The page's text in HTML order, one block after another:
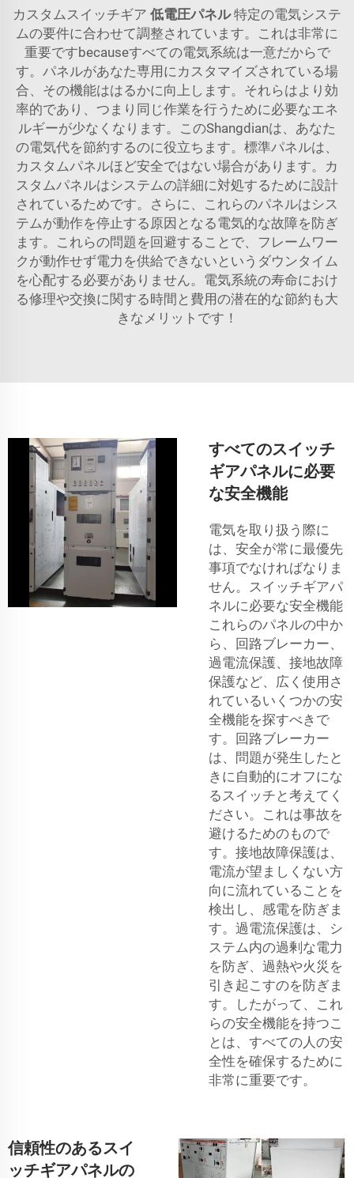
カスタムスイッチギア 低電圧パネル特定の電気システ
ムの要件に合わせて調整されています。これは非常に
重要ですbecauseすべての電気系統は一意だからで
す。パネルがあなた専用にカスタマイズされている場
合、その機能ははるかに向上します。それらはより効
率的であり、つまり同じ作業を行うために必要なエネ
ルギーが少なくなります。このShangdianは、あなた
の電気代を節約するのに役立ちます。標準パネルは、
カスタムパネルほど安全ではない場合があります。カ
スタムパネルはシステムの詳細に対処するために設計
されているためです。さらに、これらのパネルはシス
テムが動作を停止する原因となる電気的な故障を防ぎ
ます。これらの問題を回避することで、フレームワー
クが動作せず電力を供給できないというダウンタイム
を心配する必要がありません。電気系統の寿命におけ
る修理や交換に関する時間と費用の潜在的な節約も大
きなメリットです！
すべてのスイッチ
ギアパネルに必要
な安全機能
電気を取り扱う際に
は、安全が常に最優先
事項でなければなりま
せん。スイッチギアパ
ネルに必要な安全機能
これらのパネルの中か
ら、回路ブレーカー、
過電流保護、接地故障
保護など、広く使用さ
れているいくつかの安
全機能を探すべきで
す。回路ブレーカー
は、問題が発生したと
きに自動的にオフにな
るスイッチと考えてく
ださい。これは事故を
避けるためのもので
す。接地故障保護は、
電流が望ましくない方
向に流れていることを
検出し、感電を防ぎま
す。過電流保護は、シ
ステム内の過剰な電力
を防ぎ、過熱や火災を
引き起こすのを防ぎま
す。したがって、これ
らの安全機能を持つこ
とは、すべての人の安
全性を確保するために
非常に重要です。
信頼性のあるスイ
ッチギアパネルの